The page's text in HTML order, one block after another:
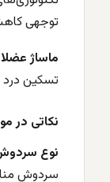
توجهی
ماساژ
تسکین
نکاتی در
نوع
سردوش